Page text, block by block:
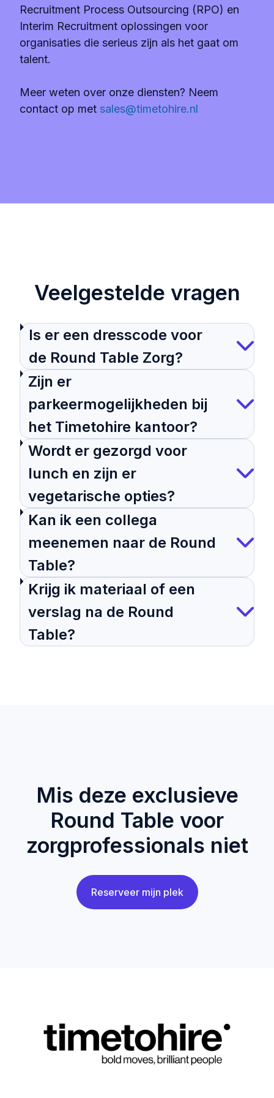
Recruitment Process Outsourcing (RPO) en
Interim Recruitment oplossingen voor
organisaties die serieus zijn als het gaat om
talent.
Meer weten over onze diensten? Neem
contact op met sales@timetohire.nl
Veelgestelde vragen
Is er een dresscode voor
de Round Table Zorg?
Zijn er
parkeermogelijkheden bij
het Timetohire kantoor?
Wordt er gezorgd voor
lunch en zijn er
vegetarische opties?
Kan ik een collega
meenemen naar de Round
Table?
Krijg ik materiaal of een
verslag na de Round
Table?
Mis deze exclusieve
Round Table voor
zorgprofessionals niet
Reserveer mijn plek